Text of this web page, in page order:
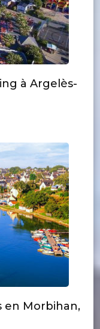
à Argelès-
en Morbihan,